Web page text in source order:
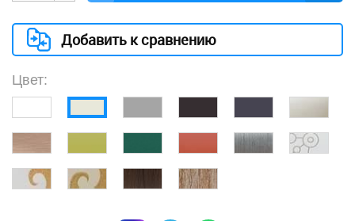
Добавить к сравнению
Цвет: